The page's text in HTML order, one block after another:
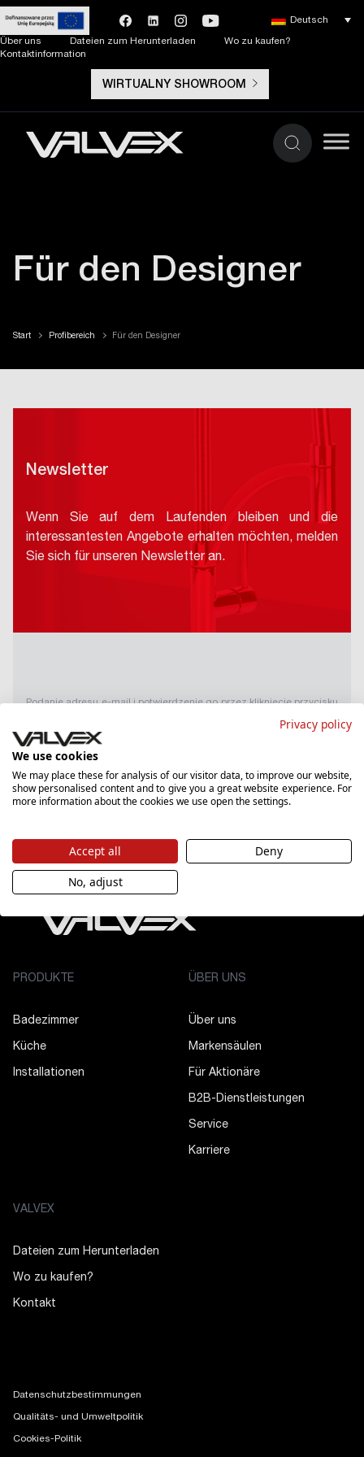
Über uns Dateien zum Herunterladen
Wo zu kaufen?
Kontaktinformation
WIRTUALNY SHOWROOM
Deutsch
Für den Designer
Start Profibereich Für den Designer
Newsletter
Wenn Sie auf dem Laufenden bleiben und die
interessantesten Angebote erhalten möchten, melden
Sie sich für unseren Newsletter an.
Podanie adresu e-mail i potwierdzenie go przez kliknięcie przycisku
w tym zakresie, wyłącznie w celu dostarczania biuletynu
informacyjnego "Newsletter" zawierającego informacje
marketingowe, w tym handlowe, do czasu wycofania tej zgody.
Szczegóły dotyczące przetwarzania danych osobowych znajdziesz
tutaj.
PRODUKTE
Badezimmer
Küche
Installationen
ÜBER UNS
Über uns
Markensäulen
Für Aktionäre
B2B-Dienstleistungen
Service
Karriere
VALVEX
Dateien zum Herunterladen
Wo zu kaufen?
Kontakt
Datenschutzbestimmungen
Qualitäts- und Umweltpolitik
Cookies-Politik
Privacy policy
We use cookies
We may place these for analysis of our visitor data, to improve our website,
show personalised content and to give you a great website experience. For
more information about the cookies we use open the settings.
Accept all
Deny
No, adjust